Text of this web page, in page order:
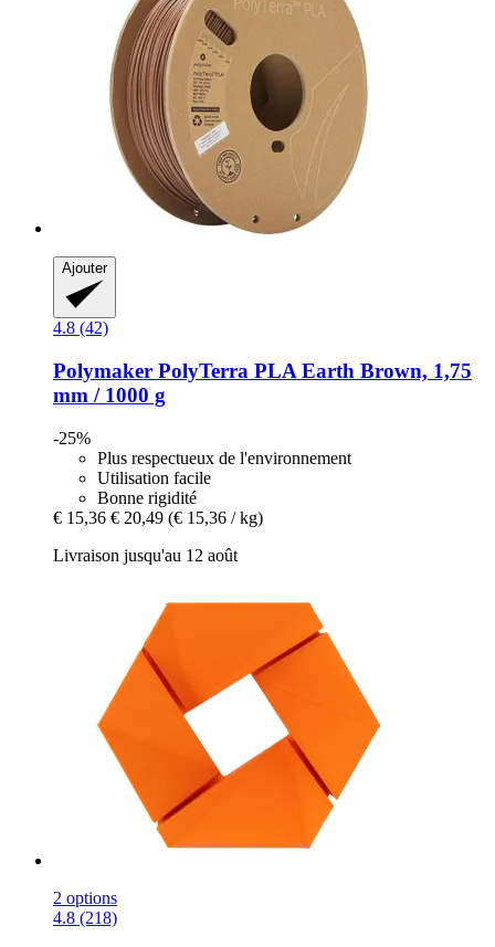
Ajouter
4.8 (42)
Polymaker PolyTerra PLA Earth Brown, 1,75
mm / 1000 g
-25%
Plus respectueux de l'environnement
Utilisation facile
Bonne rigidité
€ 15,36 € 20,49 (€ 15,36 / kg)
Livraison jusqu'au 12 août
2 options
4.8 (218)